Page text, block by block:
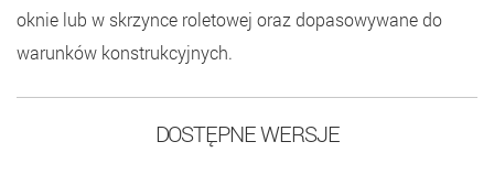
oknie lub w skrzynce roletowej oraz dopasowywane do
warunków konstrukcyjnych.
DOSTĘPNE WERSJE